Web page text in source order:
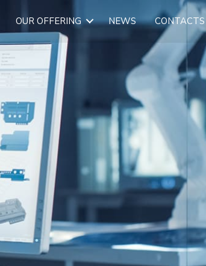
OUR OFFERING NEWS CONTACTS